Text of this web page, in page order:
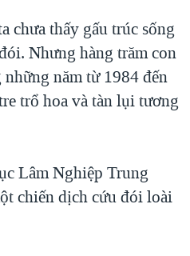
TẠI VIỆT NAM
PHỦ VIỆT NAM
TRỘM HẢI SÂM
TỪ NÔNG THÔN MỸ
chưa thấy gấu trúc sống
Nhưng hàng trăm con
năm từ 1984 đến
trổ hoa và tàn lụi tương
Lâm Nghiệp Trung
chiến dịch cứu đói loài